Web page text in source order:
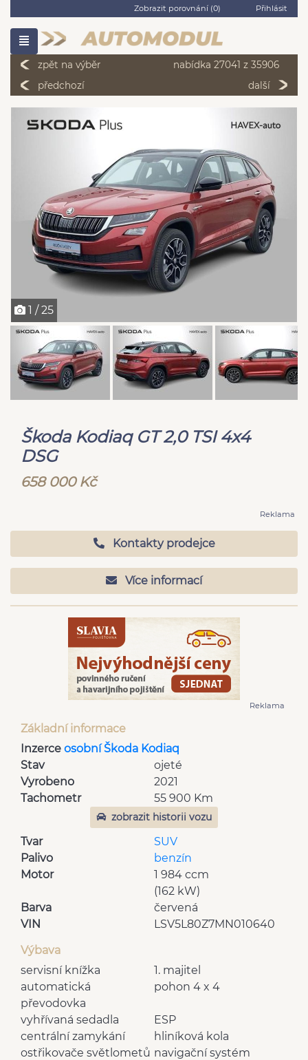
Zobrazit porovnání (0) Přihlásit
zpět na výběr
nabídka 27041 z 35906
předchozí
další
1 / 25
Škoda Kodiaq GT 2,0 TSI 4x4
DSG
658 000 Kč
Reklama
Kontakty prodejce
Více informací
Reklama
Základní informace
Inzerce osobní Škoda Kodiaq
Stav
ojeté
Vyrobeno
2021
Tachometr
55 900 Km
zobrazit historii vozu
Tvar
SUV
Palivo
benzín
Motor
1 984 ccm
(162 kW)
Barva
červená
VIN
LSV5L80Z7MN010640
Výbava
1. majitel
servisní knížka
pohon 4 x 4
automatická
převodovka
ESP
vyhřívaná sedadla
hliníková kola
centrální zamykání
navigační systém
ostřikovače světlometů